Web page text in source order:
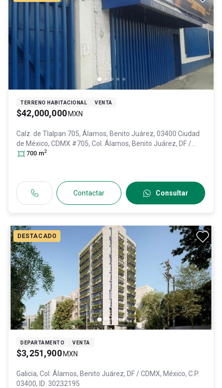
TERRENO HABITACIONAL VENTA
$42,000,000 MXN
Calz. de Tlalpan 705, Álamos, Benito Juárez, 03400 Ciudad
de México, CDMX #705, Col. Álamos, Benito Juárez, DF /
CDMX, México
700 m2
Contactar Consultar
DESTACADO
DEPARTAMENTO VENTA
$3,251,900 MXN
Galicia, Col. Álamos, Benito Juárez, DF / CDMX, México, C.P.
03400, ID: 30232195